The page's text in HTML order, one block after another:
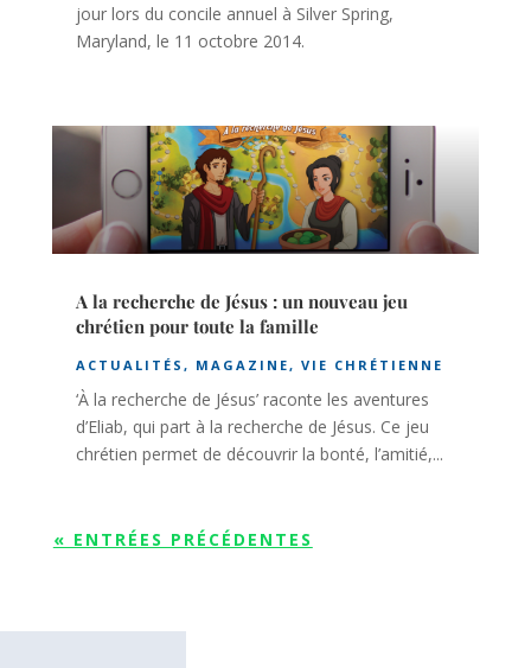
jour lors du concile annuel à Silver Spring,
Maryland, le 11 octobre 2014.
A la recherche de Jésus : un nouveau jeu
chrétien pour toute la famille
ACTUALITÉS , MAGAZINE, VIE CHRÉTIENNE
‘À la recherche de Jésus’ raconte les aventures
d’Eliab, qui part à la recherche de Jésus. Ce jeu
chrétien permet de découvrir la bonté, l’amitié,...
« ENTRÉES PRÉCÉDENTES